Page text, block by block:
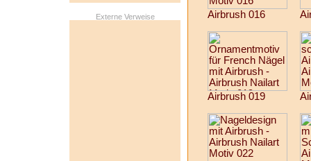
Airbrush 016
Airbrush 019
Externe Verweise